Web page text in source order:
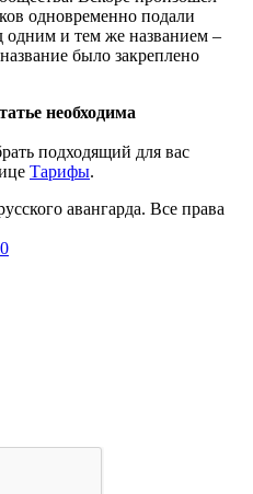
одновременно подали
и тем же названием –
было закреплено
необходима
подходящий для вас
Тарифы.
авангарда. Все права